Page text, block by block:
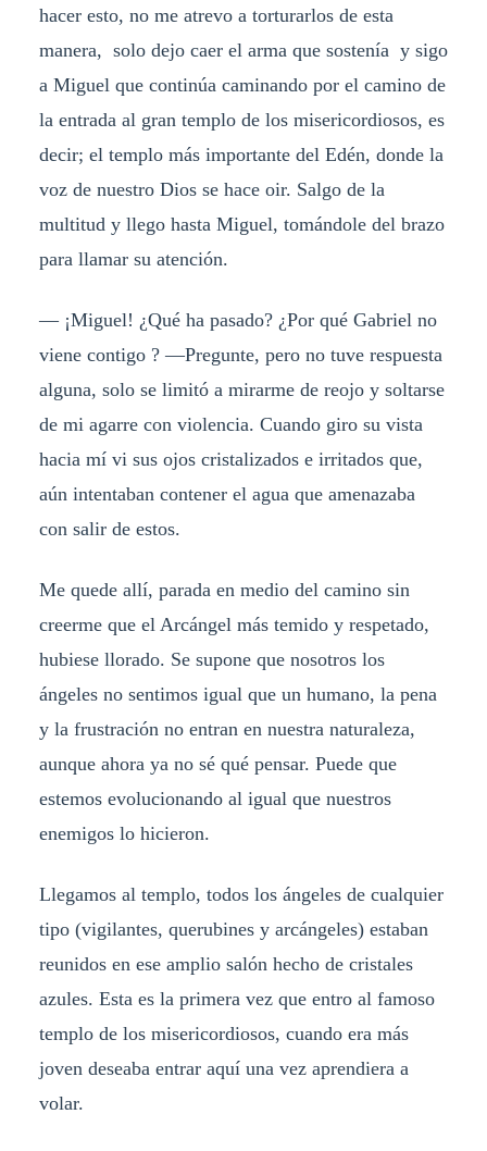
hacer esto, no me atrevo a torturarlos de esta
manera, solo dejo caer el arma que sostenía y sigo
a Miguel que continúa caminando por el camino de
la entrada al gran templo de los misericordiosos, es
decir; el templo más importante del Edén, donde la
voz de nuestro Dios se hace oir. Salgo de la
multitud y llego hasta Miguel, tomándole del brazo
para llamar su atención.
— ¡Miguel! ¿Qué ha pasado? ¿Por qué Gabriel no
viene contigo ? —Pregunte, pero no tuve respuesta
alguna, solo se limitó a mirarme de reojo y soltarse
de mi agarre con violencia. Cuando giro su vista
hacia mí vi sus ojos cristalizados e irritados que,
aún intentaban contener el agua que amenazaba
con salir de estos.
Me quede allí, parada en medio del camino sin
creerme que el Arcángel más temido y respetado,
hubiese llorado. Se supone que nosotros los
ángeles no sentimos igual que un humano, la pena
y la frustración no entran en nuestra naturaleza,
aunque ahora ya no sé qué pensar. Puede que
estemos evolucionando al igual que nuestros
enemigos lo hicieron.
Llegamos al templo, todos los ángeles de cualquier
tipo (vigilantes, querubines y arcángeles) estaban
reunidos en ese amplio salón hecho de cristales
azules. Esta es la primera vez que entro al famoso
templo de los misericordiosos, cuando era más
joven deseaba entrar aquí una vez aprendiera a
volar.